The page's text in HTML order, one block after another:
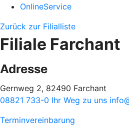
OnlineService
Zurück zur Filialliste
Filiale Farchant
Adresse
Gernweg 2, 82490 Farchant
08821 733-0 Ihr Weg zu uns
Terminvereinbarung